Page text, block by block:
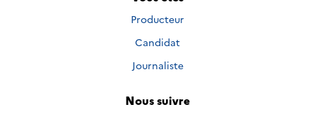
Producteur
Candidat
Journaliste
Nous suivre